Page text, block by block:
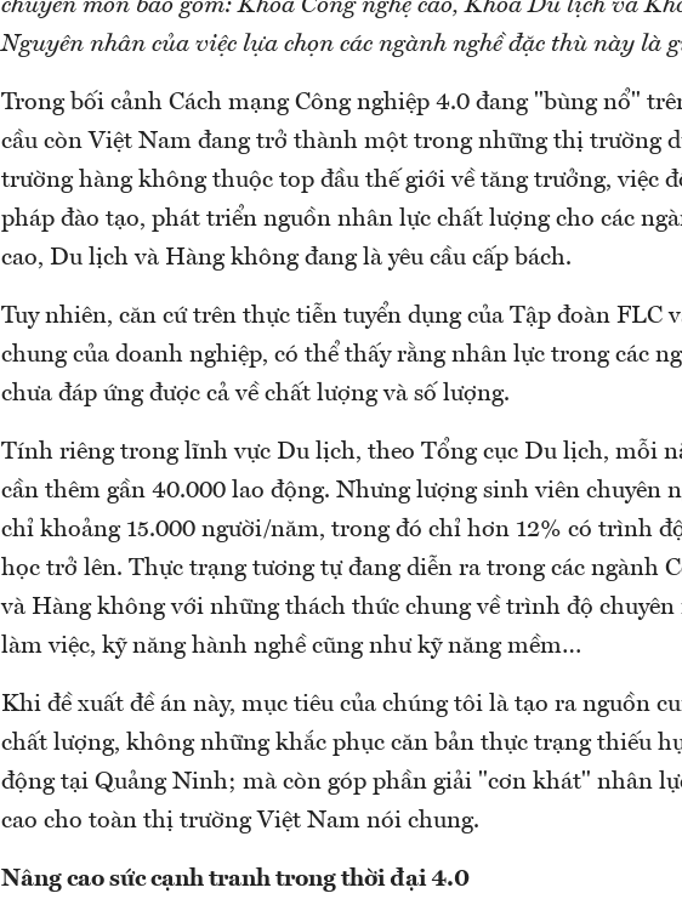
chuyên môn bao gồm: Khoa Công nghệ cao, Khoa Du lịch và
Nguyên nhân của việc lựa chọn các ngành nghề đặc thù này là
Trong bối cảnh Cách mạng Công nghiệp 4.0 đang "bùng nổ"
cầu còn Việt Nam đang trở thành một trong những thị trường
trường hàng không thuộc top đầu thế giới về tăng trưởng, việc
pháp đào tạo, phát triển nguồn nhân lực chất lượng cho các
cao, Du lịch và Hàng không đang là yêu cầu cấp bách.
Tuy nhiên, căn cứ trên thực tiễn tuyển dụng của Tập đoàn FLC
chung của doanh nghiệp, có thể thấy rằng nhân lực trong các
chưa đáp ứng được cả về chất lượng và số lượng.
Tính riêng trong lĩnh vực Du lịch, theo Tổng cục Du lịch, mỗi
cần thêm gần 40.000 lao động. Nhưng lượng sinh viên chuyên
chỉ khoảng 15.000 người/năm, trong đó chỉ hơn 12% có trình
học trở lên. Thực trạng tương tự đang diễn ra trong các ngành
và Hàng không với những thách thức chung về trình độ chuyên
làm việc, kỹ năng hành nghề cũng như kỹ năng mềm…
Khi đề xuất đề án này, mục tiêu của chúng tôi là tạo ra nguồn
chất lượng, không những khắc phục căn bản thực trạng thiếu
động tại Quảng Ninh; mà còn góp phần giải "cơn khát" nhân
cao cho toàn thị trường Việt Nam nói chung.
Nâng cao sức cạnh tranh trong thời đại 4.0